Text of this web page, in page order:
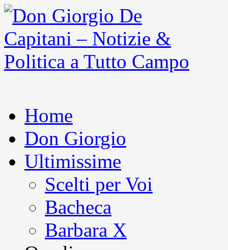
Home
Don Giorgio
Ultimissime
Scelti per Voi
Bacheca
Barbara X